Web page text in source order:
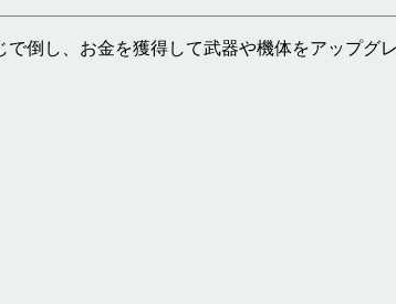
倒し、お金を獲得して武器や機体をアップグ